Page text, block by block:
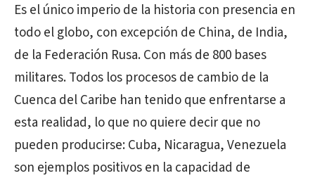
Es el único imperio de la historia con presencia en
todo el globo, con excepción de China, de India,
de la Federación Rusa. Con más de 800 bases
militares. Todos los procesos de cambio de la
Cuenca del Caribe han tenido que enfrentarse a
esta realidad, lo que no quiere decir que no
pueden producirse: Cuba, Nicaragua, Venezuela
son ejemplos positivos en la capacidad de